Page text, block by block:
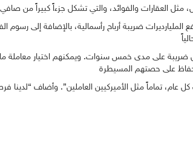
ضريبة أرباح رأسمالية، بالإضافة إلى رسوم
ضريبة على مدى خمس سنوات. ويمكنهم اختيار معاملة
تماماً مثل الأميركيين العاملين”. وأضاف “لدينا